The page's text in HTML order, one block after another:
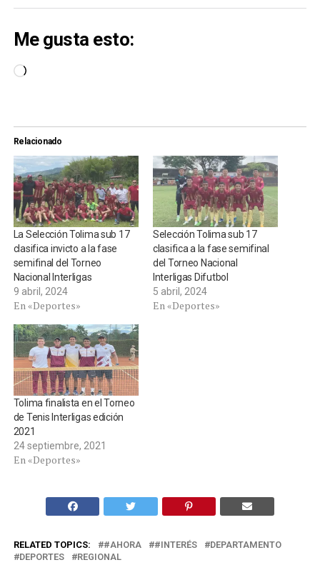
Me gusta esto:
Cargando...
Relacionado
La Selección Tolima sub 17
clasifica invicto a la fase
semifinal del Torneo
Nacional Interligas
9 abril, 2024
En «Deportes»
Selección Tolima sub 17
clasifica a la fase semifinal
del Torneo Nacional
Interligas Difutbol
5 abril, 2024
En «Deportes»
Tolima finalista en el Torneo
de Tenis Interligas edición
2021
24 septiembre, 2021
En «Deportes»
RELATED TOPICS: #AHORA #INTERÉS
DEPARTAMENTO
DEPORTES
REGIONAL